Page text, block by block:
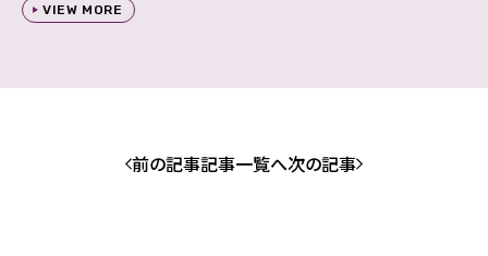
VIEW MORE
前の記事記事一覧へ次の記事